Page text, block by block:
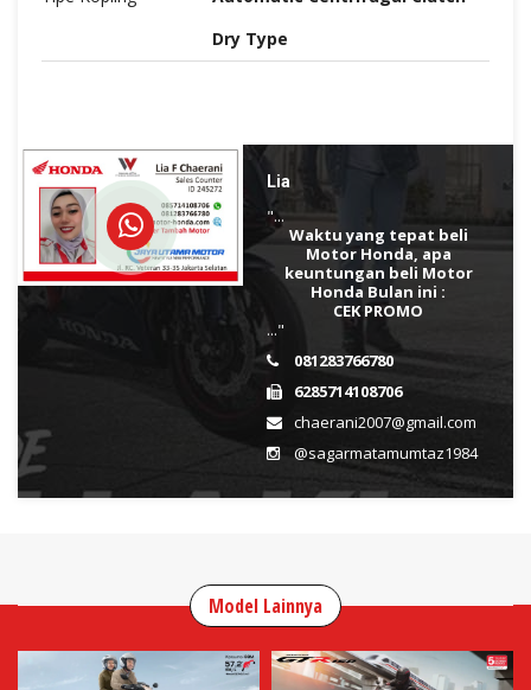
Dry Type
Lia
"...
Waktu yang tepat beli
Motor Honda, apa
keuntungan beli Motor
Honda Bulan ini :
CEK PROMO
..."
081283766780
6285714108706
chaerani2007@gmail.com
@sagarmatamumtaz1984
Model Lainnya